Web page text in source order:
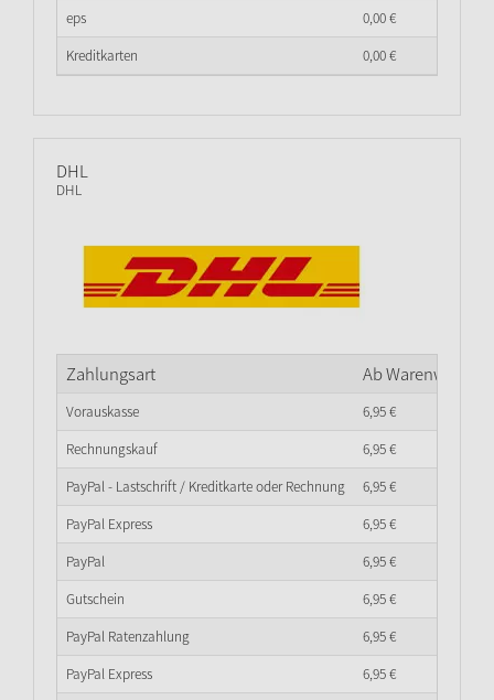
eps
0,00€
Kreditkarten
0,00€
DHL
DHL
Zahlungsart Ab Warenwert
Vorauskasse 6,95€
Rechnungskauf
6,95€
PayPal - Lastschrift / Kreditkarte oder Rechnung
6,95€
PayPal Express
6,95€
PayPal
6,95€
Gutschein
6,95€
PayPal Ratenzahlung
6,95€
PayPal Express
6,95€